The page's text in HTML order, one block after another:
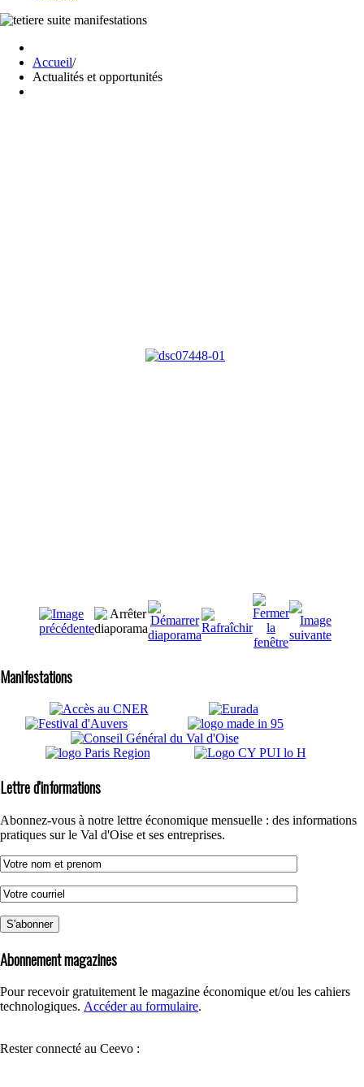
Accueil/
Actualités et opportunités
Manifestations
Lettre d'informations
Abonnez-vous à notre lettre économique mensuelle : des informations
pratiques sur le Val d'Oise et ses entreprises.
Abonnement magazines
Pour recevoir gratuitement le magazine économique et/ou les cahiers
technologiques. Accéder au formulaire.
Rester connecté au Ceevo :